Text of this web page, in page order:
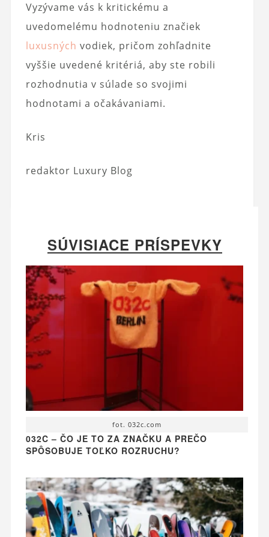
Vyzývame vás k kritickému a
uvedomelému hodnoteniu značiek
luxusných vodiek, pričom zohľadnite
vyššie uvedené kritériá, aby ste robili
rozhodnutia v súlade so svojimi
hodnotami a očakávaniami.
Kris
redaktor Luxury Blog
SÚVISIACE PRÍSPEVKY
fot. 032c.com
032C – ČO JE TO ZA ZNAČKU A PREČO
SPÔSOBUJE TOĽKO ROZRUCHU?